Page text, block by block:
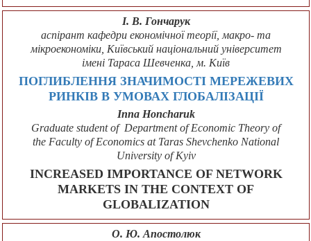
І. В. Гончарук
аспірант кафедри економічної теорії, макро- та
мікроекономіки, Київський національний університет
імені Тараса Шевченка, м. Київ
ПОГЛИБЛЕННЯ ЗНАЧИМОСТІ МЕРЕЖЕВИХ
РИНКІВ В УМОВАХ ГЛОБАЛІЗАЦІЇ
Inna Honcharuk
Graduate student of Dеpartmеnt оf Есоnоmic Thеоry оf
thе Faсulty оf Есоnоmісs at Taras Shеvсhеnkо Natіоnal
Unіvеrsіty оf Kyіv
INCREASED IMPORTANCE OF NETWORK
MARKETS IN THE CONTEXT OF
GLOBALIZATION
О. Ю. Апостолюк